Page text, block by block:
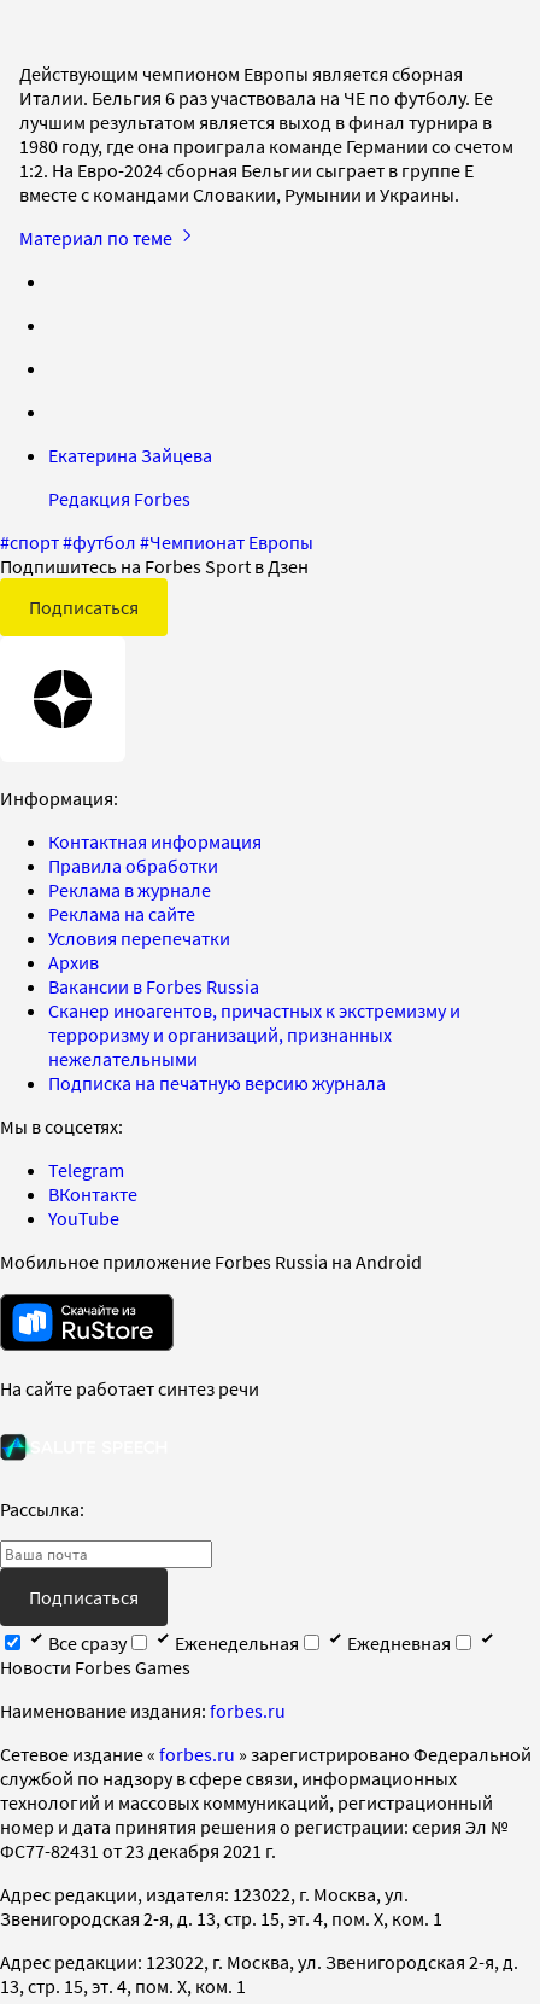
Действующим чемпионом Европы является сборная
Италии. Бельгия 6 раз участвовала на ЧЕ по футболу. Ее
лучшим результатом является выход в финал турнира в
1980 году, где она проиграла команде Германии со счетом
1:2. На Евро-2024 сборная Бельгии сыграет в группе Е
вместе с командами Словакии, Румынии и Украины.
Материал по теме
Екатерина Зайцева
Редакция Forbes
#спорт#футбол #Чемпионат Европы
Подпишитесь на Forbes Sport в Дзен
Подписаться
Информация:
Контактная информация
Правила обработки
Реклама в журнале
Реклама на сайте
Условия перепечатки
Архив
Вакансии в Forbes Russia
Сканер иноагентов, причастных к экстремизму и
терроризму и организаций, признанных
нежелательными
Подписка на печатную версию журнала
Мы в соцсетях:
Telegram
ВКонтакте
YouTube
Мобильное приложение Forbes Russia на Android
На сайте работает синтез речи
Рассылка:
Подписаться
Все сразу
Еженедельная
Ежедневная
Новости Forbes Games
Наименование издания: forbes.ru
Cетевое издание « forbes.ru » зарегистрировано Федеральной
службой по надзору в сфере связи, информационных
технологий и массовых коммуникаций, регистрационный
номер и дата принятия решения о регистрации: серия Эл №
ФС77-82431 от 23 декабря 2021 г.
Адрес редакции, издателя: 123022, г. Москва, ул.
Звенигородская 2-я, д. 13, стр. 15, эт. 4, пом. X, ком. 1
Адрес редакции: 123022, г. Москва, ул. Звенигородская 2-я, д.
13, стр. 15, эт. 4, пом. X, ком. 1